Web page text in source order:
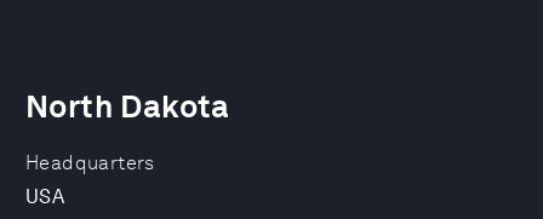
Headquarters
USA
North Dakota